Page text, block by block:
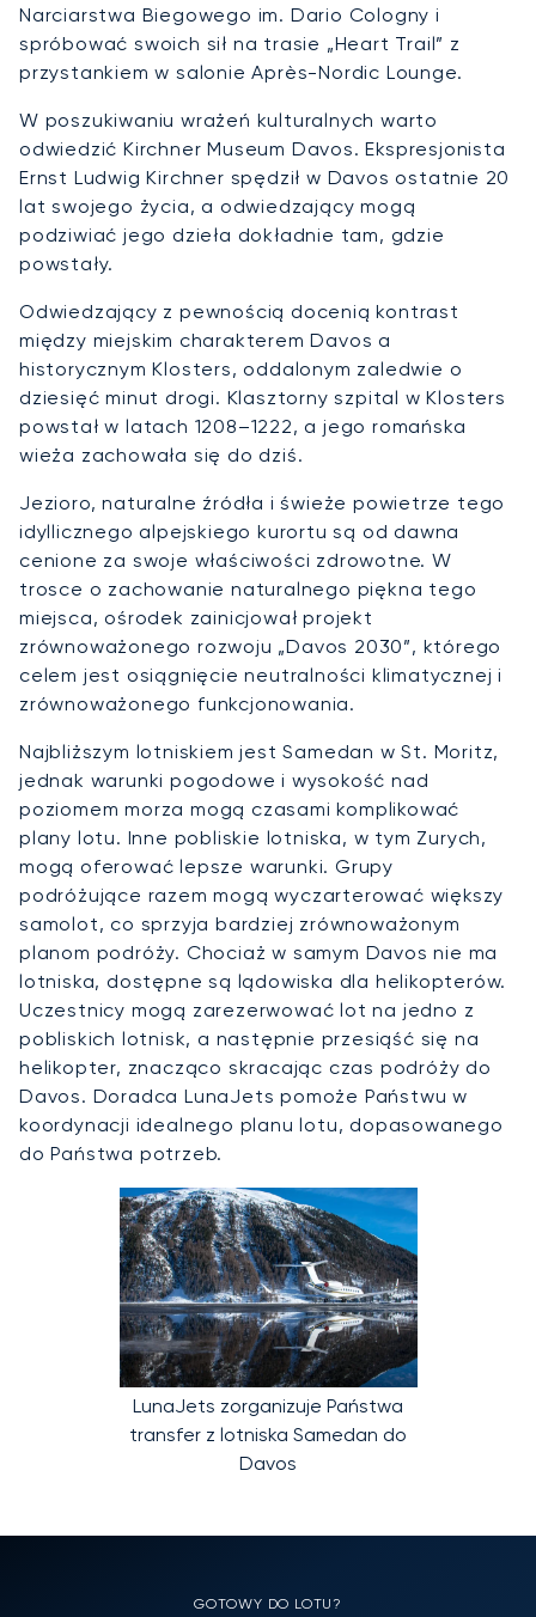
Narciarstwa Biegowego im. Dario Cologny i
spróbować swoich sił na trasie „Heart Trail” z
przystankiem w salonie Après-Nordic Lounge.
W poszukiwaniu wrażeń kulturalnych warto
odwiedzić Kirchner Museum Davos. Ekspresjonista
Ernst Ludwig Kirchner spędził w Davos ostatnie 20
lat swojego życia, a odwiedzający mogą
podziwiać jego dzieła dokładnie tam, gdzie
powstały.
Odwiedzający z pewnością docenią kontrast
między miejskim charakterem Davos a
historycznym Klosters, oddalonym zaledwie o
dziesięć minut drogi. Klasztorny szpital w Klosters
powstał w latach 1208–1222, a jego romańska
wieża zachowała się do dziś.
Jezioro, naturalne źródła i świeże powietrze tego
idyllicznego alpejskiego kurortu są od dawna
cenione za swoje właściwości zdrowotne. W
trosce o zachowanie naturalnego piękna tego
miejsca, ośrodek zainicjował projekt
zrównoważonego rozwoju „Davos 2030”, którego
celem jest osiągnięcie neutralności klimatycznej i
zrównoważonego funkcjonowania.
Najbliższym lotniskiem jest Samedan w St. Moritz,
jednak warunki pogodowe i wysokość nad
poziomem morza mogą czasami komplikować
plany lotu. Inne pobliskie lotniska, w tym Zurych,
mogą oferować lepsze warunki. Grupy
podróżujące razem mogą wyczarterować większy
samolot, co sprzyja bardziej zrównoważonym
planom podróży. Chociaż w samym Davos nie ma
lotniska, dostępne są lądowiska dla helikopterów.
Uczestnicy mogą zarezerwować lot na jedno z
pobliskich lotnisk, a następnie przesiąść się na
helikopter, znacząco skracając czas podróży do
Davos. Doradca LunaJets pomoże Państwu w
koordynacji idealnego planu lotu, dopasowanego
do Państwa potrzeb.
LunaJets zorganizuje Państwa
transfer z lotniska Samedan do
Davos
GOTOWY DO LOTU?